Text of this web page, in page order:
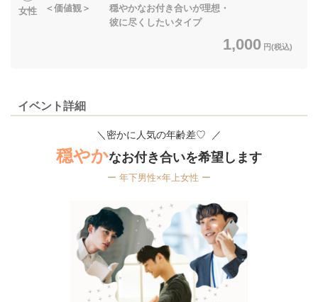
女性
＜価値観＞ 穏やかなお付き合いが理想・
彼に尽くしたいタイプ
1,000 円(税込)
イベント詳細
＼密かに人気の年齢差♡ ／
穏やかなお付き合いを希望します
ー 年下男性×年上女性 ー